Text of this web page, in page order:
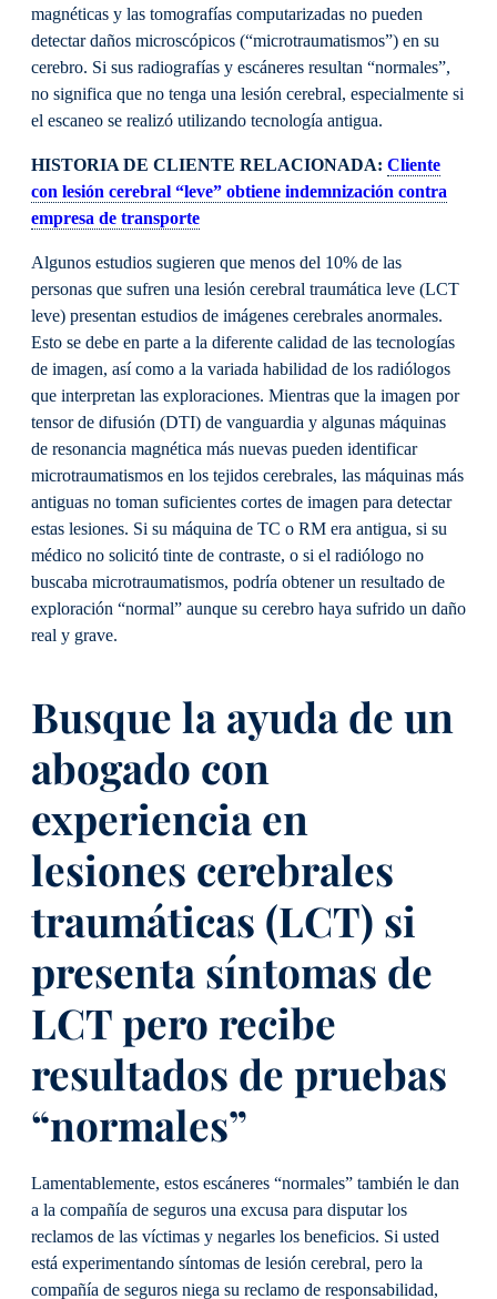
magnéticas y las tomografías computarizadas no pueden
detectar daños microscópicos (“microtraumatismos”) en su
cerebro. Si sus radiografías y escáneres resultan “normales”,
no significa que no tenga una lesión cerebral, especialmente si
el escaneo se realizó utilizando tecnología antigua.
HISTORIA DE CLIENTE RELACIONADA: Cliente
con lesión cerebral “leve” obtiene indemnización contra
empresa de transporte
Algunos estudios sugieren que menos del 10% de las
personas que sufren una lesión cerebral traumática leve (LCT
leve) presentan estudios de imágenes cerebrales anormales.
Esto se debe en parte a la diferente calidad de las tecnologías
de imagen, así como a la variada habilidad de los radiólogos
que interpretan las exploraciones. Mientras que la imagen por
tensor de difusión (DTI) de vanguardia y algunas máquinas
de resonancia magnética más nuevas pueden identificar
microtraumatismos en los tejidos cerebrales, las máquinas más
antiguas no toman suficientes cortes de imagen para detectar
estas lesiones. Si su máquina de TC o RM era antigua, si su
médico no solicitó tinte de contraste, o si el radiólogo no
buscaba microtraumatismos, podría obtener un resultado de
exploración “normal” aunque su cerebro haya sufrido un daño
real y grave.
Busque la ayuda de un
abogado con
experiencia en
lesiones cerebrales
traumáticas (LCT) si
presenta síntomas de
LCT pero recibe
resultados de pruebas
“normales”
Lamentablemente, estos escáneres “normales” también le dan
a la compañía de seguros una excusa para disputar los
reclamos de las víctimas y negarles los beneficios. Si usted
está experimentando síntomas de lesión cerebral, pero la
compañía de seguros niega su reclamo de responsabilidad,